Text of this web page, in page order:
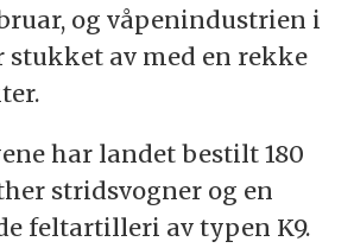
og våpenindustrien i
stukket av med en rekke
har landet bestilt 180
stridsvogner og en
feltartilleri av typen K9.